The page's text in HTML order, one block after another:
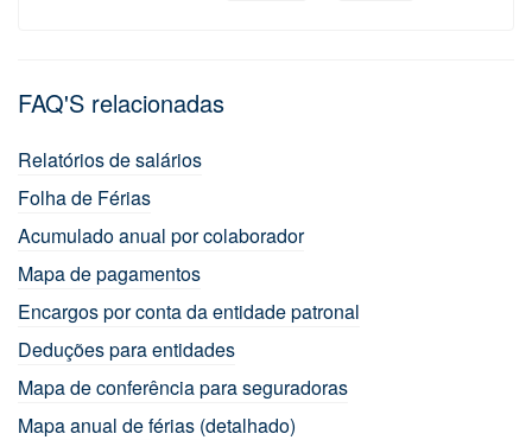
FAQ'S relacionadas
Relatórios de salários
Folha de Férias
Acumulado anual por colaborador
Mapa de pagamentos
Encargos por conta da entidade patronal
Deduções para entidades
Mapa de conferência para seguradoras
Mapa anual de férias (detalhado)